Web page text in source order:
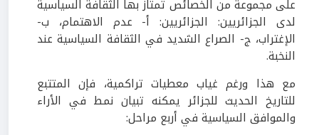
على مجموعة من الخصائص تمتاز بها الثقافة السياسية
لدى الجزائريين: الجزائريين: أ- عدم الاهتمام، ب-
الإغتراب، ج- الصراع الشديد في الثقافة السياسية عند
النخبة.
مع هذا ورغم غياب معطيات تراكمية، فإن المتتبع
للتاريخ الحديث للجزائر يمكنه تبيان نمط في الأراء
والموافق السياسية في أربع مراحل: